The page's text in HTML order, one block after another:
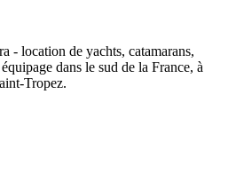
- location de yachts, catamarans,
dans le sud de la France, à
Tropez.